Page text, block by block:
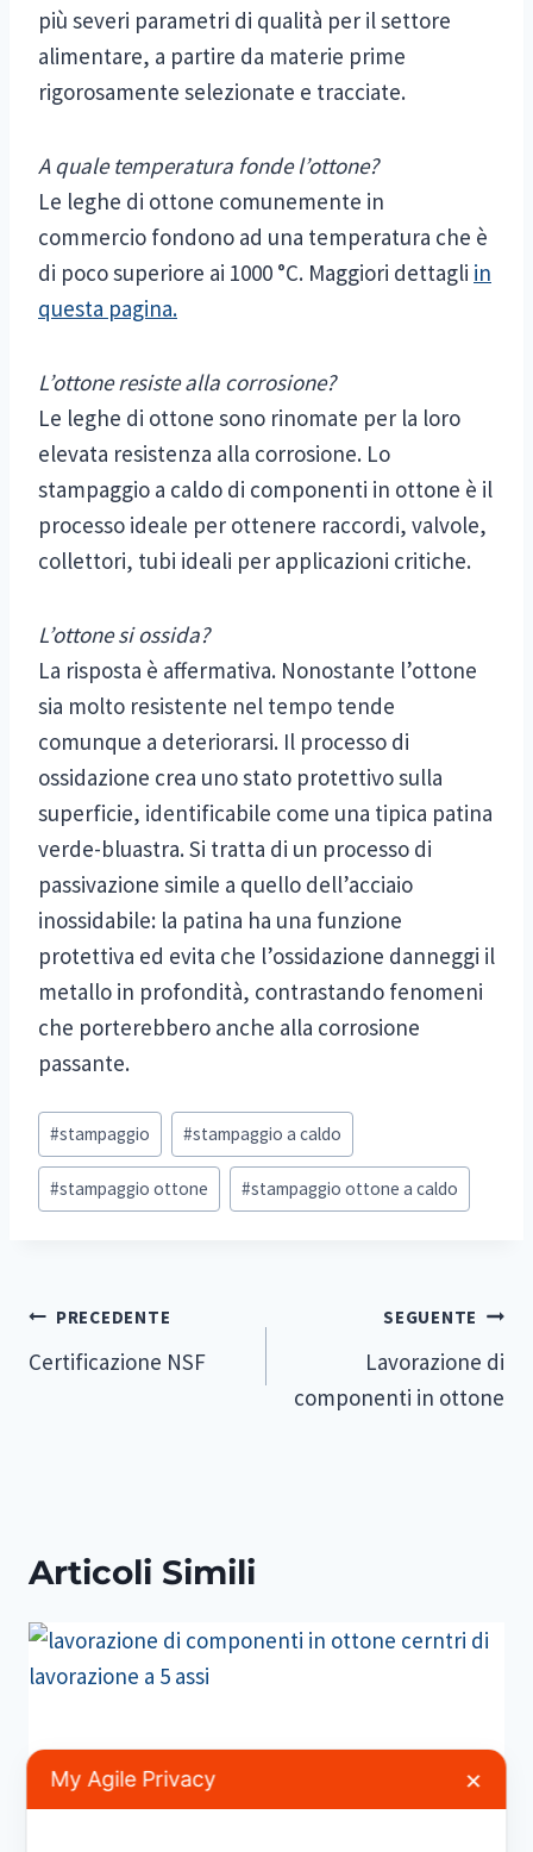
più severi parametri di qualità per il settore
alimentare, a partire da materie prime
rigorosamente selezionate e tracciate.
A quale temperatura fonde l’ottone?
Le leghe di ottone comunemente in
commercio fondono ad una temperatura che è
di poco superiore ai 1000 °C. Maggiori dettagli in
questa pagina.
L’ottone resiste alla corrosione?
Le leghe di ottone sono rinomate per la loro
elevata resistenza alla corrosione. Lo
stampaggio a caldo di componenti in ottone è il
processo ideale per ottenere raccordi, valvole,
collettori, tubi ideali per applicazioni critiche.
L’ottone si ossida?
La risposta è affermativa. Nonostante l’ottone
sia molto resistente nel tempo tende
comunque a deteriorarsi. Il processo di
ossidazione crea uno stato protettivo sulla
superficie, identificabile come una tipica patina
verde-bluastra. Si tratta di un processo di
passivazione simile a quello dell’acciaio
inossidabile: la patina ha una funzione
protettiva ed evita che l’ossidazione danneggi il
metallo in profondità, contrastando fenomeni
che porterebbero anche alla corrosione
passante.
Tag
articolo:
#stampaggio #stampaggio a caldo
#stampaggio ottone #stampaggio ottone a caldo
Navigazione
Articoli
PRECEDENTE
Certificazione NSF
SEGUENTE
Lavorazione di
componenti in ottone
Articoli Simili
My Agile Privacy ✕